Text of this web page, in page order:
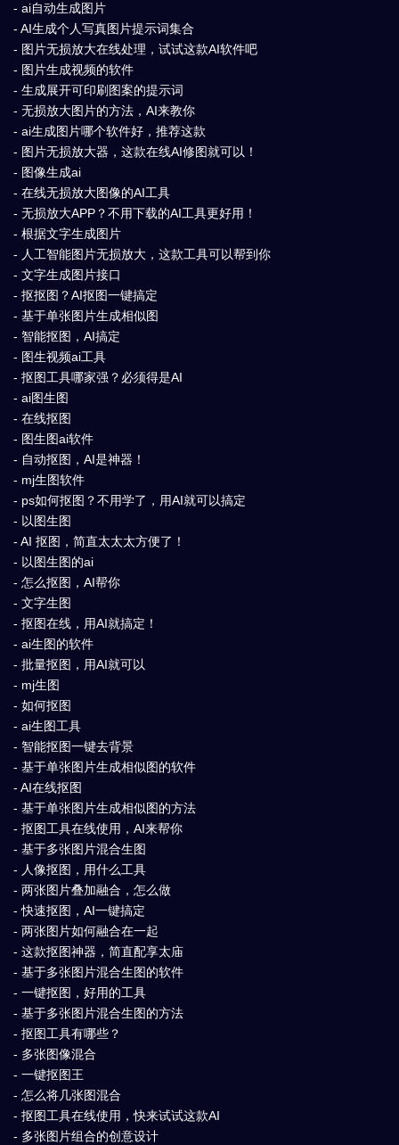
- ai自动生成图片
- AI生成个人写真图片提示词集合
- 图片无损放大在线处理，试试这款AI软件吧
- 图片生成视频的软件
- 生成展开可印刷图案的提示词
- 无损放大图片的方法，AI来教你
- ai生成图片哪个软件好，推荐这款
- 图片无损放大器，这款在线AI修图就可以！
- 图像生成ai
- 在线无损放大图像的AI工具
- 无损放大APP？不用下载的AI工具更好用！
- 根据文字生成图片
- 人工智能图片无损放大，这款工具可以帮到你
- 文字生成图片接口
- 抠抠图？AI抠图一键搞定
- 基于单张图片生成相似图
- 智能抠图，AI搞定
- 图生视频ai工具
- 抠图工具哪家强？必须得是AI
- ai图生图
- 在线抠图
- 图生图ai软件
- 自动抠图，AI是神器！
- mj生图软件
- ps如何抠图？不用学了，用AI就可以搞定
- 以图生图
- AI 抠图，简直太太太方便了！
- 以图生图的ai
- 怎么抠图，AI帮你
- 文字生图
- 抠图在线，用AI就搞定！
- ai生图的软件
- 批量抠图，用AI就可以
- mj生图
- 如何抠图
- ai生图工具
- 智能抠图一键去背景
- 基于单张图片生成相似图的软件
- AI在线抠图
- 基于单张图片生成相似图的方法
- 抠图工具在线使用，AI来帮你
- 基于多张图片混合生图
- 人像抠图，用什么工具
- 两张图片叠加融合，怎么做
- 快速抠图，AI一键搞定
- 两张图片如何融合在一起
- 这款抠图神器，简直配享太庙
- 基于多张图片混合生图的软件
- 一键抠图，好用的工具
- 基于多张图片混合生图的方法
- 抠图工具有哪些？
- 多张图像混合
- 一键抠图王
- 怎么将几张图混合
- 抠图工具在线使用，快来试试这款AI
- 多张图片组合的创意设计